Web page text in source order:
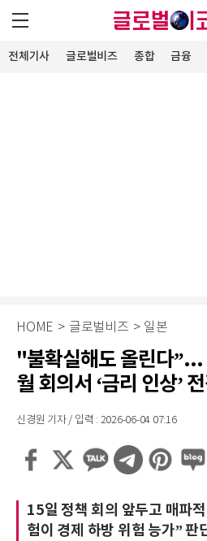
전체기사 글로벌비즈 종합 금융
HOME > 글로벌비즈 > 일본
"불확실해도 올린다
월 회의서 ‘금리 인상’
신경원 기자 / 입력 : 2026-06-04 07:16
15일 정책 회의 앞두고 매파
험이 경제 하방 위험 능가” 판